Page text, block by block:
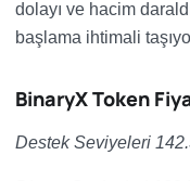
dolayı ve hacim
başlama ihtimali
BinaryX Token
Destek Seviyeleri